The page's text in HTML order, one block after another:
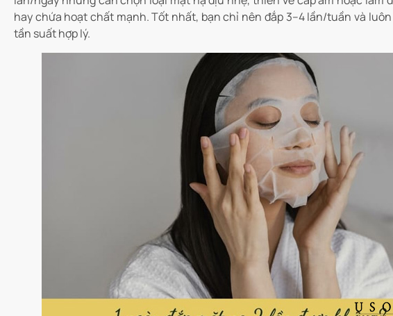
hay chứa hoạt chất mạnh. Tốt nhất, bạn chỉ nên đắp 3–4 lần/tuần và
tần suất hợp lý.